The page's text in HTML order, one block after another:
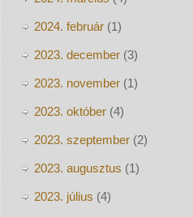
2024. február(1)
2023. december(3)
2023. november(1)
2023. október(4)
2023. szeptember(2)
2023. augusztus (1)
2023. július (4)